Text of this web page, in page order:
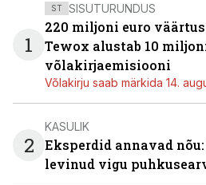
1
ST SISUTURUNDUS
220 miljoni euro
Tewox alustab 10
võlakirjaemisiooni
Võlakirju saab märkida 14.
2
KASULIK
Eksperdid annavad
levinud vigu